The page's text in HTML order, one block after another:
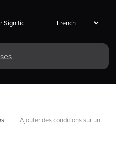
Signitic
Ajouter des conditions sur un